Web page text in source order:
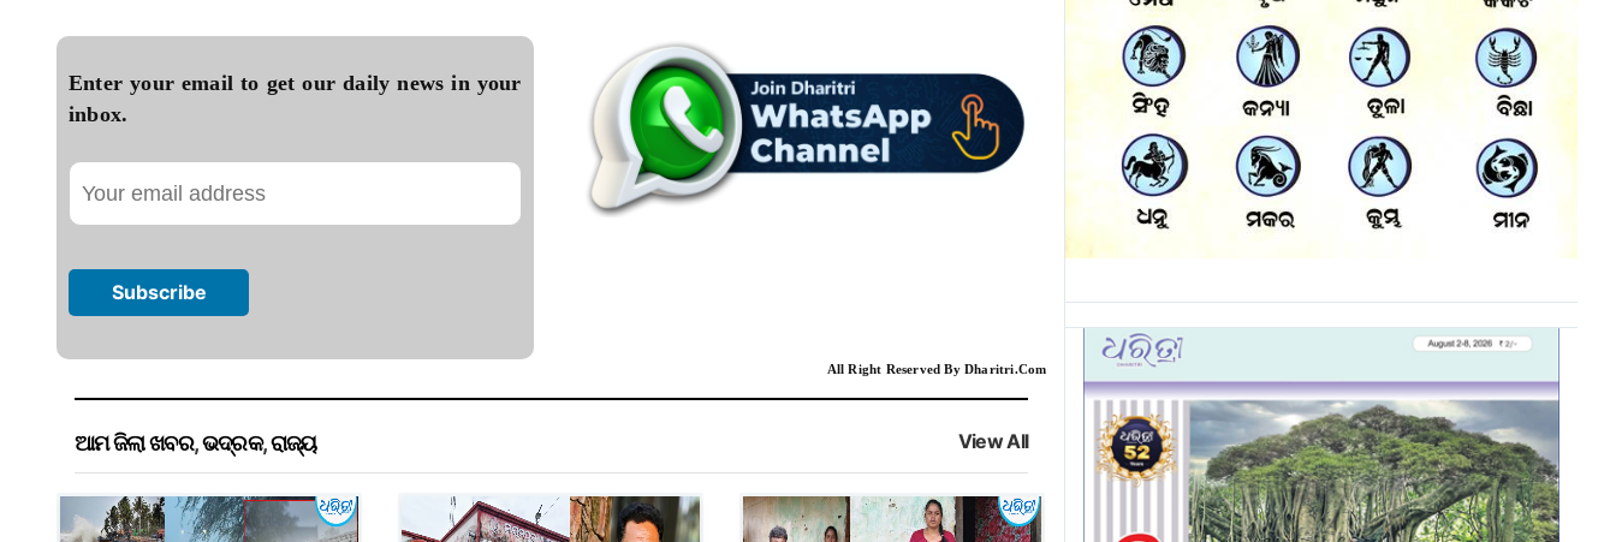
Enter your email to get our daily news in your
inbox.
All Right Reserved By Dharitri.Com
ଆମ ଜିଲା ଖବର,ଭଦ୍ରକ,ରାଜ୍ୟ View All